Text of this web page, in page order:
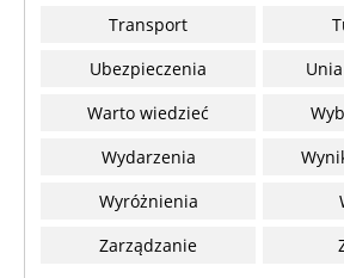
Transport
Ubezpieczenia
Warto wiedzieć
Wydarzenia
Wyróżnienia
Zarządzanie